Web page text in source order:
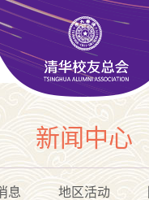
新闻中心
息 地区活动